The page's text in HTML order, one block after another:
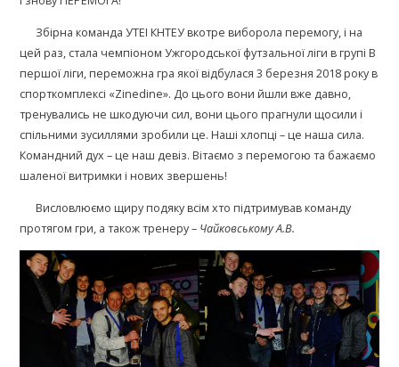
Збірна команда УТЕІ КНТЕУ вкотре виборола перемогу, і на
цей раз, стала чемпіоном Ужгородської футзальної ліги в групі В
першої ліги, переможна гра якої відбулася 3 березня 2018 року в
спорткомплексі «Zinedine». До цього вони йшли вже давно,
тренувались не шкодуючи сил, вони цього прагнули щосили і
спільними зусиллями зробили це. Наші хлопці – це наша сила.
Командний дух – це наш девіз. Вітаємо з перемогою та бажаємо
шаленої витримки і нових звершень!
Висловлюємо щиру подяку всім хто підтримував команду
протягом гри, а також тренеру – Чайковському А.В.